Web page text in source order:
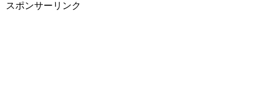
スポンサーリンク